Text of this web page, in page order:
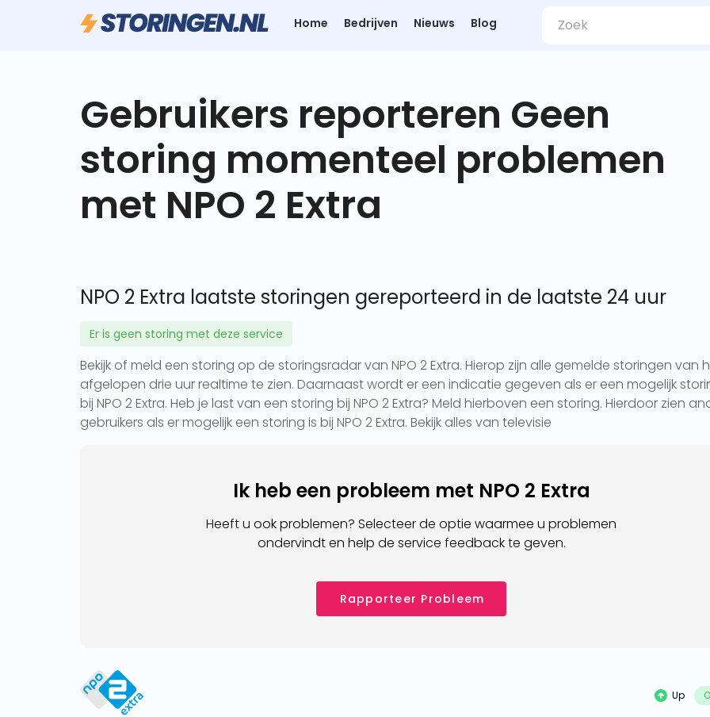
Home Bedrijven Nieuws Blog
Gebruikers reporteren Geen
storing momenteel problemen
met NPO 2 Extra
NPO 2 Extra laatste storingen gereporteerd in de laatste 24 uur
Er is geen storing met deze service
Bekijk of meld een storing op de storingsradar van NPO 2 Extra. Hierop zijn alle gemelde storingen van
afgelopen drie uur realtime te zien. Daarnaast wordt er een indicatie gegeven als er een mogelijk
bij NPO 2 Extra. Heb je last van een storing bij NPO 2 Extra? Meld hierboven een storing. Hierdoor zien
gebruikers als er mogelijk een storing is bij NPO 2 Extra. Bekijk alles van televisie
Ik heb een probleem met NPO 2 Extra
Heeft u ook problemen? Selecteer de optie waarmee u problemen
ondervindt en help de service feedback te geven.
Rapporteer Probleem
Up